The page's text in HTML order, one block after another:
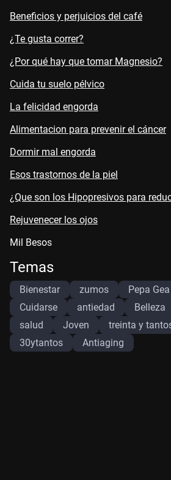
Beneficios y perjuicios del café
¿Te gusta correr?
¿Por qué hay que tomar Magnesio?
Cuida tu suelo pélvico
La felicidad engorda
Alimentacion para prevenir el cáncer
Dormir mal engorda
Esos trastornos de la piel
¿Que son los Hipopresivos para
Rejuvenecer los ojos
Mil Besos
Temas
Bienestar zumos Pepa Gea
Cuidarse
antiedad Belleza
salud
Joven treinta y
30ytantos
Antiaging